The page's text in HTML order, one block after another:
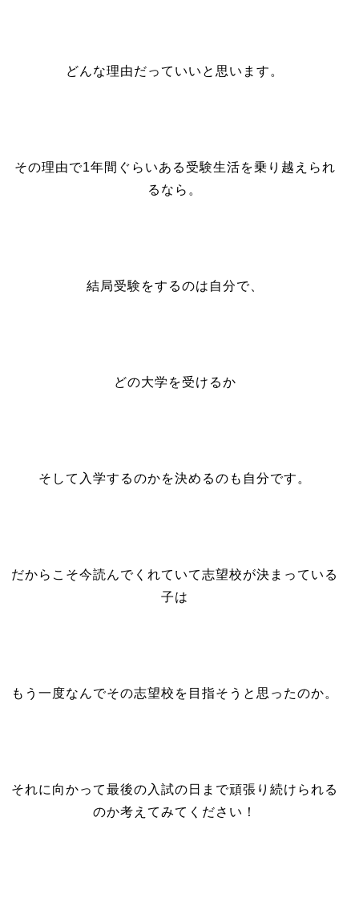
どんな理由だっていいと思います。
その理由で1年間ぐらいある受験生活を乗り越えられ
るなら。
結局受験をするのは自分で、
どの大学を受けるか
そして入学するのかを決めるのも自分です。
だからこそ今読んでくれていて志望校が決まっている
子は
もう一度なんでその志望校を目指そうと思ったのか。
それに向かって最後の入試の日まで頑張り続けられる
のか考えてみてください！